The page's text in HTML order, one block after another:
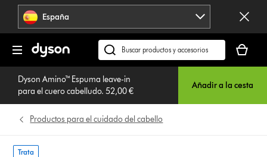
Omitir
navegación España
Buscar
en
dyson.es
cesta
está
Dyson Amino™ Espuma leave-in
para el cuero cabelludo. 52,00 €
Añadir a la cesta
Productos para el cuidado del cabello
Trata